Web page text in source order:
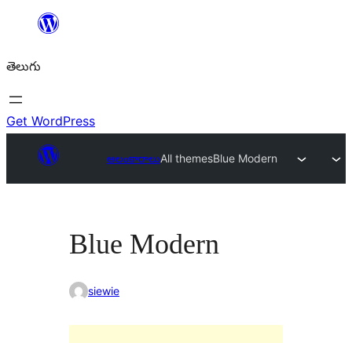
విషయానికి
తెలుగు
Get WordPress
అలంకారాలుAll themesBlue Modern
Blue Modern
siewie